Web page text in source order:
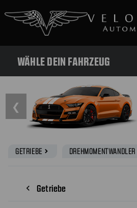
WÄHLE DEIN FAHRZEUG
❮
GETRIEBE navigate_next
navigate_before Getriebe